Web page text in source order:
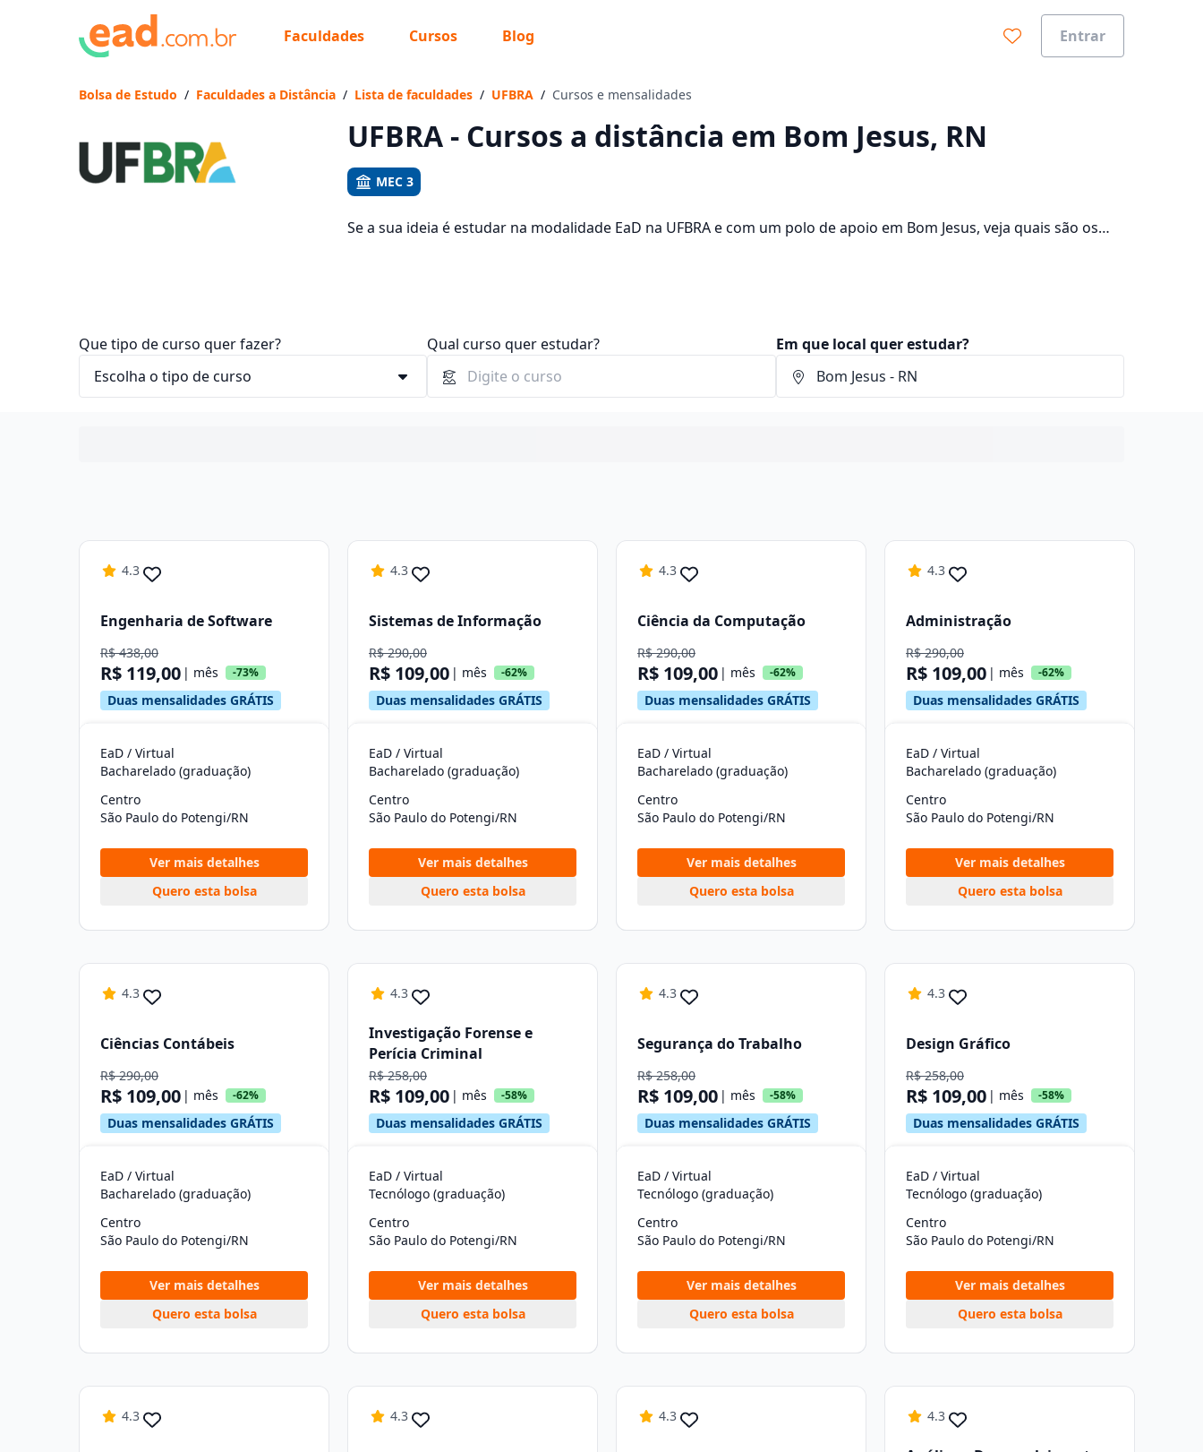
Faculdades Cursos Blog Entrar
Vamos te guiar no caminho ideal para seus estudos
Bolsa de Estudo / Faculdades a Distância / Lista de faculdades / UFBRA / Cursos e mensalidades
UFBRA - Cursos a distância em Bom Jesus, RN
MEC 3
Se a sua ideia é estudar na modalidade EaD na UFBRA e com um polo de apoio em Bom Jesus, veja quais são os
Que tipo de curso quer fazer? Qual curso quer estudar? Em que local quer estudar?
4.3
Engenharia de Software
R$ 438,00
R$ 119,00 | mês -73%
Duas mensalidades GRÁTIS
EaD / Virtual
Bacharelado (graduação)
Centro
São Paulo do Potengi/RN
Ver mais detalhes
Quero esta bolsa
4.3
Sistemas de Informação
R$ 290,00
R$ 109,00 | mês -62%
Duas mensalidades GRÁTIS
EaD / Virtual
Bacharelado (graduação)
Centro
São Paulo do Potengi/RN
Ver mais detalhes
Quero esta bolsa
4.3
Ciência da Computação
R$ 290,00
R$ 109,00 | mês -62%
Duas mensalidades GRÁTIS
EaD / Virtual
Bacharelado (graduação)
Centro
São Paulo do Potengi/RN
Ver mais detalhes
Quero esta bolsa
4.3
Administração
R$ 290,00
R$ 109,00 | mês -62%
Duas mensalidades GRÁTIS
EaD / Virtual
Bacharelado (graduação)
Centro
São Paulo do Potengi/RN
Ver mais detalhes
Quero esta bolsa
4.3
Ciências Contábeis
R$ 290,00
R$ 109,00 | mês -62%
Duas mensalidades GRÁTIS
EaD / Virtual
Bacharelado (graduação)
Centro
São Paulo do Potengi/RN
Ver mais detalhes
Quero esta bolsa
4.3
Investigação Forense e
Perícia Criminal
R$ 258,00
R$ 109,00 | mês -58%
Duas mensalidades GRÁTIS
EaD / Virtual
Tecnólogo (graduação)
Centro
São Paulo do Potengi/RN
Ver mais detalhes
Quero esta bolsa
4.3
Segurança do Trabalho
R$ 258,00
R$ 109,00 | mês -58%
Duas mensalidades GRÁTIS
EaD / Virtual
Tecnólogo (graduação)
Centro
São Paulo do Potengi/RN
Ver mais detalhes
Quero esta bolsa
4.3
Design Gráfico
R$ 258,00
R$ 109,00 | mês -58%
Duas mensalidades GRÁTIS
EaD / Virtual
Tecnólogo (graduação)
Centro
São Paulo do Potengi/RN
Ver mais detalhes
Quero esta bolsa
4.3 4.3 4.3 4.3